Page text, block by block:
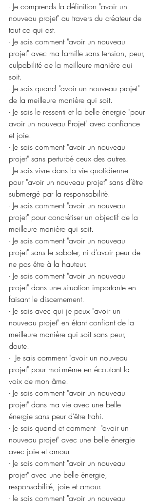
- Je comprends la définition "avoir un
nouveau projet" au travers du créateur de
tout ce qui est.
- Je sais comment "avoir un nouveau
projet" avec ma famille sans tension, peur,
culpabilité de la meilleure manière qui
soit.
- Je sais quand "avoir un nouveau projet"
de la meilleure manière qui soit.
- Je sais le ressenti et la belle énergie "pour
avoir un nouveau Projet" avec confiance
et joie.
- Je sais comment "avoir un nouveau
projet" sans perturbé ceux des autres.
- Je sais vivre dans la vie quotidienne
pour "avoir un nouveau projet" sans d’être
submergé par la responsabilité.
- Je sais comment "avoir un nouveau
projet" pour concrétiser un objectif de la
meilleure manière qui soit.
- Je sais comment "avoir un nouveau
projet" sans le saboter, ni d’avoir peur de
ne pas être à la hauteur.
- Je sais comment "avoir un nouveau
projet" dans une situation importante en
faisant le discernement.
- Je sais avec qui je peux "avoir un
nouveau projet" en étant confiant de la
meilleure manière qui soit sans peur,
doute.
-  Je sais comment "avoir un nouveau
projet" pour moi-même en écoutant la
voix de mon âme.
- Je sais comment "avoir un nouveau
projet" dans ma vie avec une belle
énergie sans peur d’être trahi.
- Je sais quand et comment  "avoir un
nouveau projet" avec une belle énergie
avec joie et amour.
- Je sais comment "avoir un nouveau
projet" avec une belle énergie,
responsabilité, joie et amour.
- Je sais comment "avoir un nouveau